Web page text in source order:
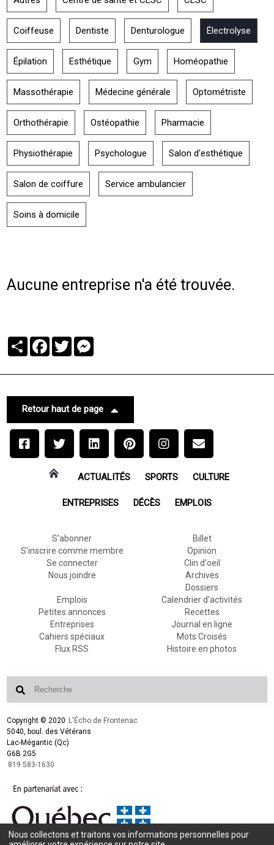
Coiffeuse Dentiste Denturologue Électrolyse
Épilation Esthétique Gym Homéopathie
Massothérapie Médecine générale Optométriste
Orthothérapie Ostéopathie Pharmacie
Physiothérapie Psychologue Salon d'esthétique
Salon de coiffure Service ambulancier
Soins à domicile
Aucune entreprise n'a été trouvée.
PartagerFacebook
Twitter
Retour haut de page
ACTUALITÉS SPORTS CULTURE
ENTREPRISES DÉCÈS EMPLOIS
S'abonner
S'inscrire comme membre
Se connecter
Nous joindre
Billet
Opinion
Clin d'oeil
Archives
Dossiers
Emplois
Petites annonces
Entreprises
Cahiers spéciaux
Flux RSS
Calendrier d'activités
Recettes
Journal en ligne
Mots Croisés
Histoire en photos
Copyright © 2020 L'Écho de Frontenac
5040, boul. des Vétérans
Lac-Mégantic (Qc)
G6B 2G5
819 583-1630
Nous collectons et traitons vos informations personnelles pour